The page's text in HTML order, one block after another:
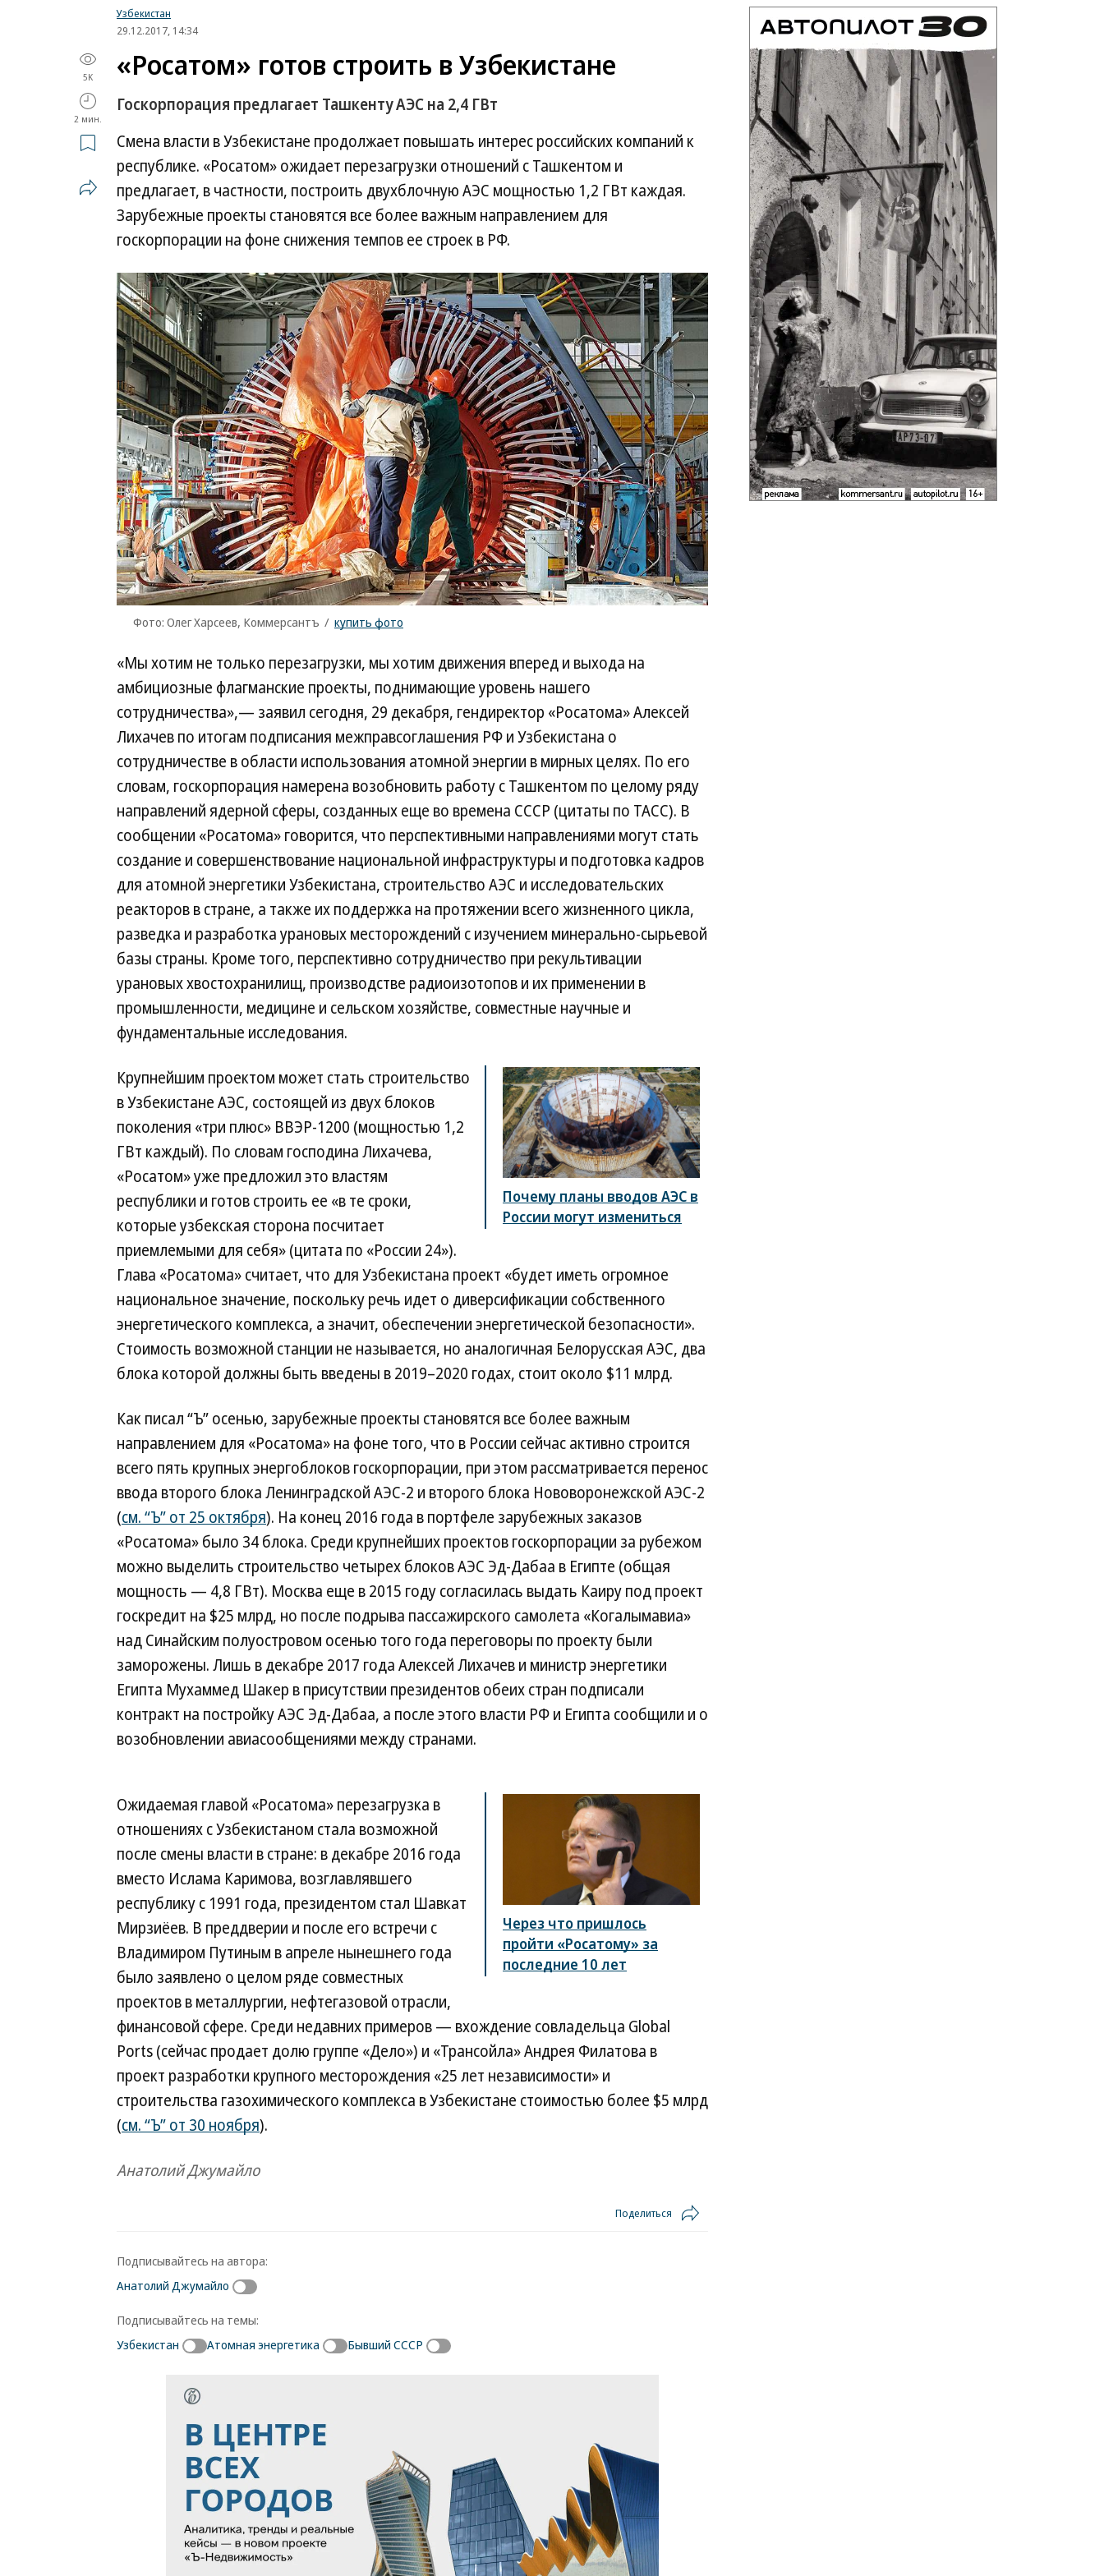
Узбекистан
29.12.2017, 14:34
5K
2 мин.
«Росатом» готов строить в Узбекистане
Госкорпорация предлагает Ташкенту АЭС на 2,4 ГВт
Смена власти в Узбекистане продолжает повышать интерес российских компаний к
республике. «Росатом» ожидает перезагрузки отношений с Ташкентом и
предлагает, в частности, построить двухблочную АЭС мощностью 1,2 ГВт каждая.
Зарубежные проекты становятся все более важным направлением для
госкорпорации на фоне снижения темпов ее строек в РФ.
Фото: Олег Харсеев, Коммерсантъ / купить фото
«Мы хотим не только перезагрузки, мы хотим движения вперед и выхода на
амбициозные флагманские проекты, поднимающие уровень нашего
сотрудничества»,— заявил сегодня, 29 декабря, гендиректор «Росатома» Алексей
Лихачев по итогам подписания межправсоглашения РФ и Узбекистана о
сотрудничестве в области использования атомной энергии в мирных целях. По его
словам, госкорпорация намерена возобновить работу с Ташкентом по целому ряду
направлений ядерной сферы, созданных еще во времена СССР (цитаты по ТАСС). В
сообщении «Росатома» говорится, что перспективными направлениями могут стать
создание и совершенствование национальной инфраструктуры и подготовка кадров
для атомной энергетики Узбекистана, строительство АЭС и исследовательских
реакторов в стране, а также их поддержка на протяжении всего жизненного цикла,
разведка и разработка урановых месторождений с изучением минерально-сырьевой
базы страны. Кроме того, перспективно сотрудничество при рекультивации
урановых хвостохранилищ, производстве радиоизотопов и их применении в
промышленности, медицине и сельском хозяйстве, совместные научные и
фундаментальные исследования.
Почему планы вводов АЭС в
России могут измениться
Крупнейшим проектом может стать строительство
в Узбекистане АЭС, состоящей из двух блоков
поколения «три плюс» ВВЭР-1200 (мощностью 1,2
ГВт каждый). По словам господина Лихачева,
«Росатом» уже предложил это властям
республики и готов строить ее «в те сроки,
которые узбекская сторона посчитает
приемлемыми для себя» (цитата по «России 24»).
Глава «Росатома» считает, что для Узбекистана проект «будет иметь огромное
национальное значение, поскольку речь идет о диверсификации собственного
энергетического комплекса, а значит, обеспечении энергетической безопасности».
Стоимость возможной станции не называется, но аналогичная Белорусская АЭС, два
блока которой должны быть введены в 2019–2020 годах, стоит около $11 млрд.
Как писал “Ъ” осенью, зарубежные проекты становятся все более важным
направлением для «Росатома» на фоне того, что в России сейчас активно строится
всего пять крупных энергоблоков госкорпорации, при этом рассматривается перенос
ввода второго блока Ленинградской АЭС-2 и второго блока Нововоронежской АЭС-2
(см. “Ъ” от 25 октября). На конец 2016 года в портфеле зарубежных заказов
«Росатома» было 34 блока. Среди крупнейших проектов госкорпорации за рубежом
можно выделить строительство четырех блоков АЭС Эд-Дабаа в Египте (общая
мощность — 4,8 ГВт). Москва еще в 2015 году согласилась выдать Каиру под проект
госкредит на $25 млрд, но после подрыва пассажирского самолета «Когалымавиа»
над Синайским полуостровом осенью того года переговоры по проекту были
заморожены. Лишь в декабре 2017 года Алексей Лихачев и министр энергетики
Египта Мухаммед Шакер в присутствии президентов обеих стран подписали
контракт на постройку АЭС Эд-Дабаа, а после этого власти РФ и Египта сообщили и о
возобновлении авиасообщениями между странами.
Через что пришлось
пройти «Росатому» за
последние 10 лет
Ожидаемая главой «Росатома» перезагрузка в
отношениях с Узбекистаном стала возможной
после смены власти в стране: в декабре 2016 года
вместо Ислама Каримова, возглавлявшего
республику с 1991 года, президентом стал Шавкат
Мирзиёев. В преддверии и после его встречи с
Владимиром Путиным в апреле нынешнего года
было заявлено о целом ряде совместных
проектов в металлургии, нефтегазовой отрасли,
финансовой сфере. Среди недавних примеров — вхождение совладельца Global
Ports (сейчас продает долю группе «Дело») и «Трансойла» Андрея Филатова в
проект разработки крупного месторождения «25 лет независимости» и
строительства газохимического комплекса в Узбекистане стоимостью более $5 млрд
(см. “Ъ” от 30 ноября).
Анатолий Джумайло
Поделиться
Подписывайтесь на автора:
Анатолий Джумайло
Подписывайтесь на темы:
Узбекистан
Атомная энергетика Бывший СССР